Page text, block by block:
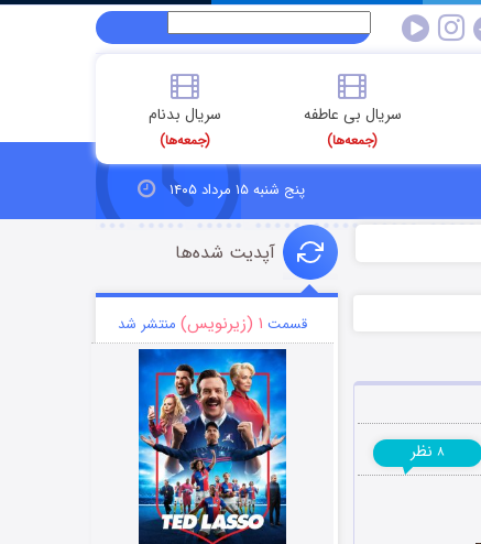
سریال بی عاطفه
(جمعه‌ها)
سریال بدنام
(جمعه‌ها)
پنج شنبه ۱۵ مرداد ۱۴۰۵
۸ نظر
آپدیت شده‌ها
قسمت ۱ (زیرنویس) منتشر شد